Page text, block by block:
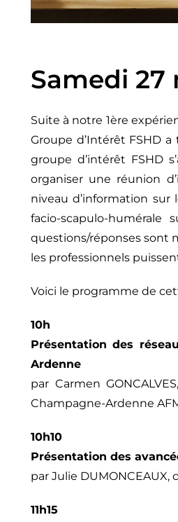
Samedi 27
Suite à notre 1ère
Groupe d’Intérêt FSHD
groupe d’intérêt FSHD
organiser une réunion
niveau d’information sur
facio-scapulo-
questions/réponses sont
les professionnels
Voici le programme de
10h
Présentation des
Ardenne
par Carmen
Champagne-Ardenne
10h10
Présentation des
par Julie DUMONCEAUX,
11h15